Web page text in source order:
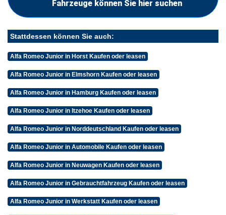
Fahrzeuge können Sie hier suchen
Stattdessen können Sie auch:
Alfa Romeo Junior in Horst Kaufen oder leasen
Alfa Romeo Junior in Elmshorn Kaufen oder leasen
Alfa Romeo Junior in Hamburg Kaufen oder leasen
Alfa Romeo Junior in Itzehoe Kaufen oder leasen
Alfa Romeo Junior in Norddeutschland Kaufen oder leasen
Alfa Romeo Junior in Automobile Kaufen oder leasen
Alfa Romeo Junior in Neuwagen Kaufen oder leasen
Alfa Romeo Junior in Gebrauchtfahrzeug Kaufen oder leasen
Alfa Romeo Junior in Werkstatt Kaufen oder leasen